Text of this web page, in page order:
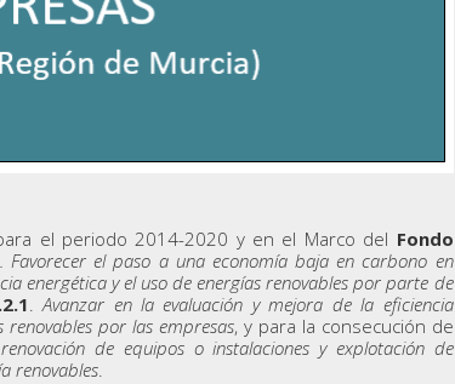
el periodo 2014-2020 y en el Marco del Fondo
Favorecer el paso a una economía baja en carbono en
energética y el uso de energías renovables por parte de
.Avanzar en la evaluación y mejora de la eficiencia
renovables por las empresas, y para la consecución de
renovación de equipos o instalaciones y explotación de
renovables.